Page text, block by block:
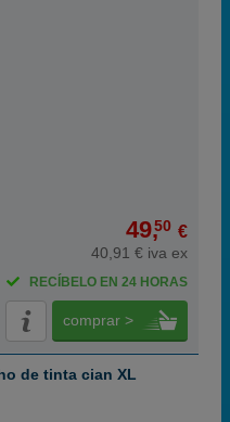
49,50 €
40,91 € iva ex
RECÍBELO EN 24 HORAS
comprar >
de tinta cian XL